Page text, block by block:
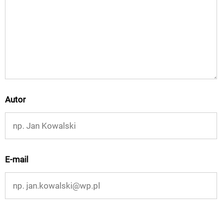
Autor
E-mail